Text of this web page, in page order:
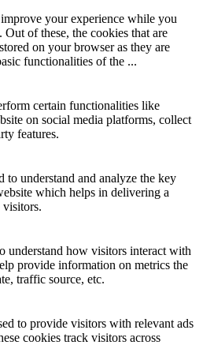
your experience while you
of these, the cookies that are
on your browser as they are
functionalities of the ...
certain functionalities like
on social media platforms, collect
features.
to understand and analyze the key
which helps in delivering a
visitors.
understand how visitors interact with
provide information on metrics the
traffic source, etc.
to provide visitors with relevant ads
cookies track visitors across